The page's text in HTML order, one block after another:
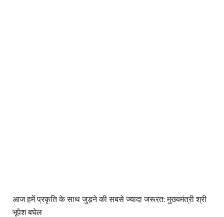
आज हमें प्रकृति के साथ जुड़ने की सबसे ज्यादा जरूरत: मुख्यमंत्री श्री
भूपेश बघेल